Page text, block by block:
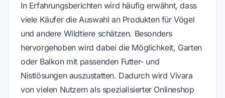
In Erfahrungsberichten wird häufig erwähnt, dass
viele Käufer die Auswahl an Produkten für Vögel
und andere Wildtiere schätzen. Besonders
hervorgehoben wird dabei die Möglichkeit, Garten
oder Balkon mit passenden Futter- und
Nistlösungen auszustatten. Dadurch wird Vivara
von vielen Nutzern als spezialisierter Onlineshop